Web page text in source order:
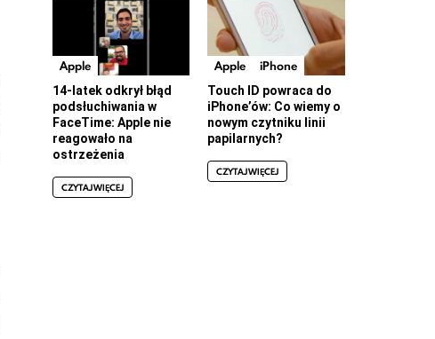
Apple
14-latek odkrył błąd
podsłuchiwania w
FaceTime: Apple nie
reagowało na
ostrzeżenia
CZYTAJ WIĘCEJ
Apple iPhone
Touch ID powraca do
iPhone’ów: Co wiemy o
nowym czytniku linii
papilarnych?
CZYTAJ WIĘCEJ